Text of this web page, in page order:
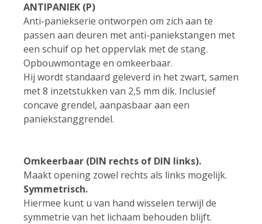
ANTIPANIEK (P)
Anti-paniekserie ontworpen om zich aan te
passen aan deuren met anti-paniekstangen met
een schuif op het oppervlak met de stang.
Opbouwmontage en omkeerbaar.
Hij wordt standaard geleverd in het zwart, samen
met 8 inzetstukken van 2,5 mm dik. Inclusief
concave grendel, aanpasbaar aan een
paniekstanggrendel.
Omkeerbaar (DIN rechts of DIN links).
Maakt opening zowel rechts als links mogelijk.
Symmetrisch.
Hiermee kunt u van hand wisselen terwijl de
symmetrie van het lichaam behouden blijft.